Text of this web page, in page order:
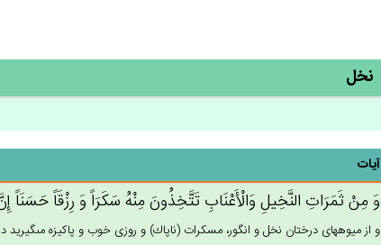
آیات
وَ مِنْ‌ ثَمَرَات‌ِ النَّخِيل‌ِ وَالْأَعْنَاب‌ِ تَتَّخِذُون‌َ مِنْه‌ُ سَكَرَاً وَ رِزْقَاً حَسَنَاً
و از ميوه‏هاى درختان نخل و انگور، مسكرات (ناپاك) و روزى خوب و پاكيزه مى‏گيريد